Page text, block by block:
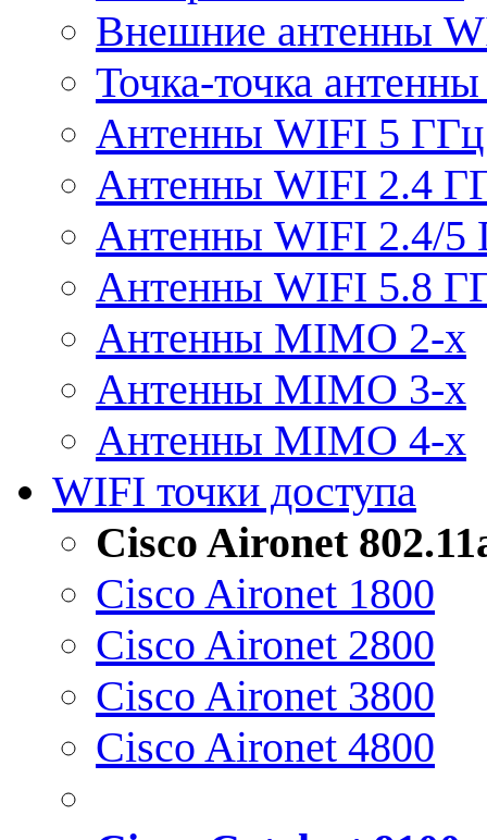
Внешние антенны
Точка-точка
Антенны WIFI 5 ГГц
Антенны WIFI 2.4
Антенны WIFI 2.4/5
Антенны WIFI 5.8
Антенны MIMO 2-x
Антенны MIMO 3-x
Антенны MIMO 4-x
WIFI точки доступа
Cisco Aironet
Cisco Aironet 1800
Cisco Aironet 2800
Cisco Aironet 3800
Cisco Aironet 4800